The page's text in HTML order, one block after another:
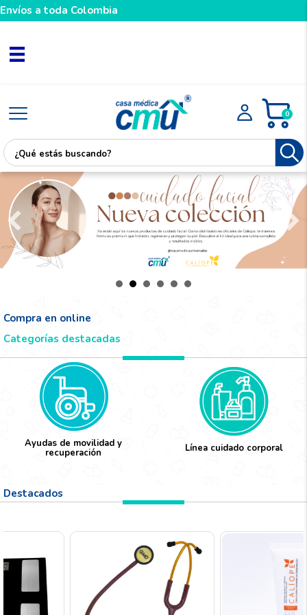
Envíos a toda Colombia
0
Compra en online
Categorías destacadas
Ayudas de movilidad y
recuperación Línea cuidado corporal
Destacados